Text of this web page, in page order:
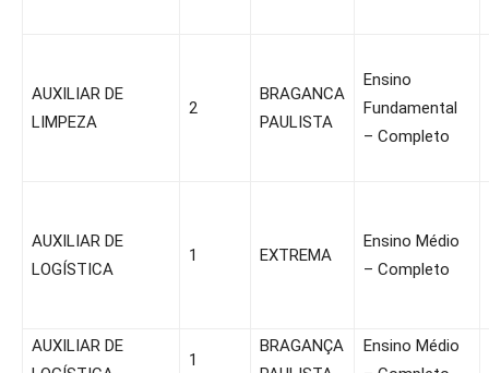
AUXILIAR DE
LIMPEZA
2
BRAGANCA
PAULISTA
Ensino
Fundamental
– Completo
AUXILIAR DE
LOGÍSTICA
1 EXTREMA
Ensino Médio
– Completo
AUXILIAR DE
1
BRAGANÇA
Ensino Médio